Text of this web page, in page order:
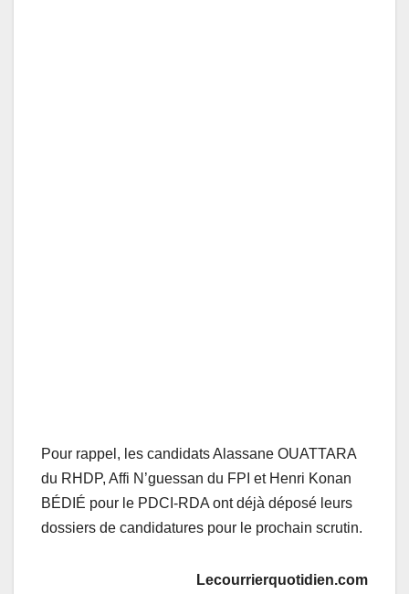
Pour rappel, les candidats Alassane OUATTARA
du RHDP, Affi N’guessan du FPI et Henri Konan
BÉDIÉ pour le PDCI-RDA ont déjà déposé leurs
dossiers de candidatures pour le prochain scrutin.
Lecourrierquotidien.com